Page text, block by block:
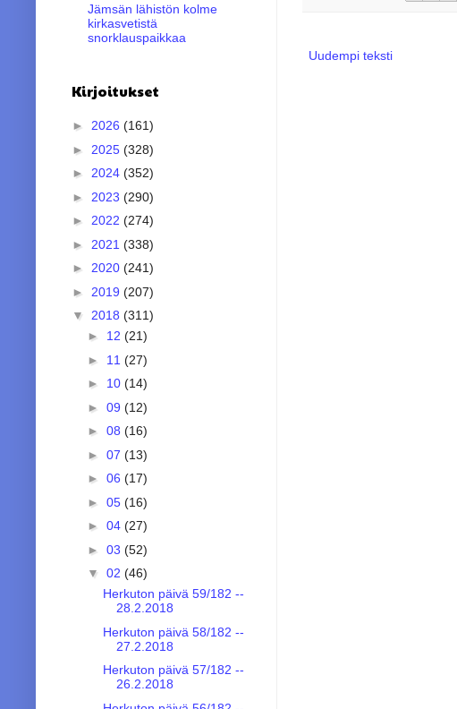
Uudempi teksti
Jämsän lähistön kolme
kirkasvetistä
snorklauspaikkaa
Kirjoitukset
► 2026 (161)
► 2025 (328)
► 2024 (352)
► 2023 (290)
► 2022 (274)
► 2021 (338)
► 2020 (241)
► 2019 (207)
▼ 2018 (311)
► 12 (21)
► 11 (27)
► 10 (14)
► 09 (12)
► 08 (16)
► 07 (13)
► 06 (17)
► 05 (16)
► 04 (27)
► 03 (52)
▼ 02 (46)
Herkuton päivä 59/182 --
28.2.2018
Herkuton päivä 58/182 --
27.2.2018
Herkuton päivä 57/182 --
26.2.2018